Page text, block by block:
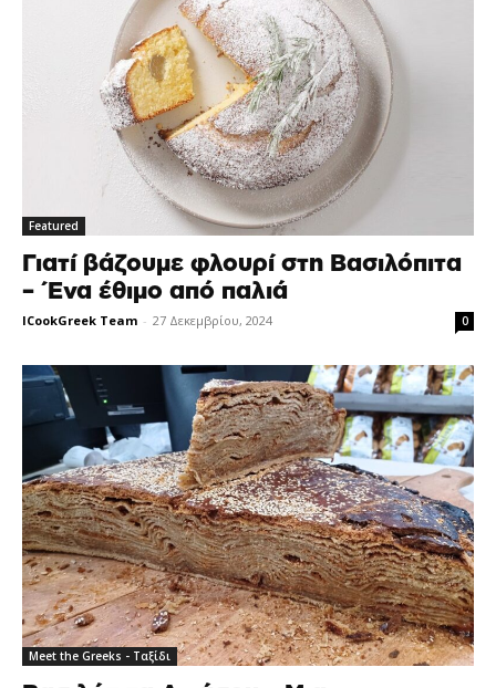
Featured
Γιατί βάζουμε φλουρί στη Βασιλόπιτα
– Ένα έθιμο από παλιά
ICookGreek Team - 27 Δεκεμβρίου, 2024 0
Meet the Greeks - Ταξίδι